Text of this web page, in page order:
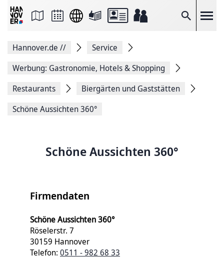
Suche
Seite
Facebook
teilen
Seitenlink
Seite
Hannover.de //
Service
Werbung: Gastronomie, Hotels & Shopping
Restaurants
Biergärten und Gaststätten
Schöne Aussichten 360°
Schöne Aussichten 360°
Firmendaten
Schöne Aussichten 360°
Röselerstr. 7
30159 Hannover
Telefon: 0511 - 982 68 33